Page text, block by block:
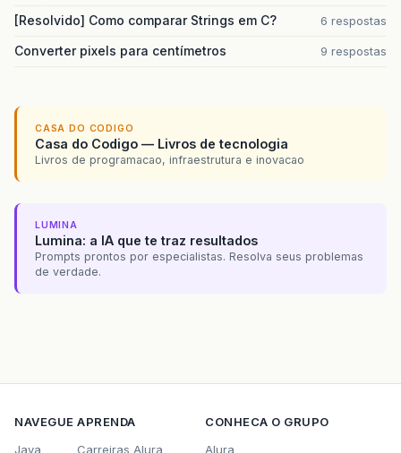
[Resolvido] Como comparar Strings em C? 6 respostas
Converter pixels para centímetros 9 respostas
CASA DO CODIGO
Casa do Codigo — Livros de tecnologia
Livros de programacao, infraestrutura e inovacao
LUMINA
Lumina: a IA que te traz resultados
Prompts prontos por especialistas. Resolva seus problemas
de verdade.
NAVEGUE
Java
APRENDA
Carreiras Alura
CONHECA O GRUPO
Alura